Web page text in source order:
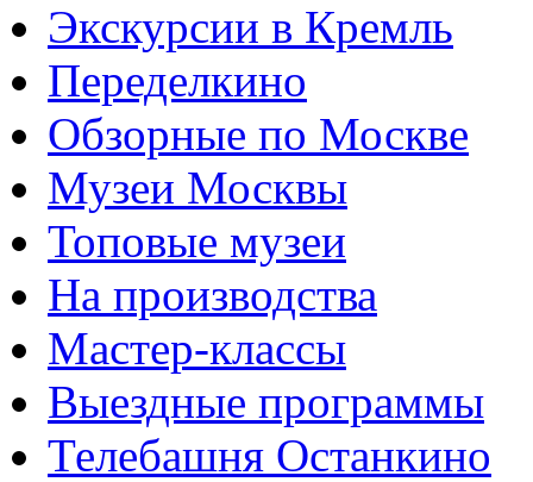
Экскурсии в Кремль
Переделкино
Обзорные по Москве
Музеи Москвы
Топовые музеи
На производства
Мастер-классы
Выездные программы
Телебашня Останкино